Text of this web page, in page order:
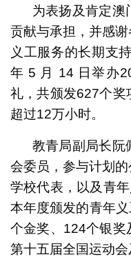
为表扬及肯定澳
贡献与承担，并感
义工服务的长期支
年 5 月 14 日举办
礼，共颁发627个奖
超过12万小时。
教青局副局长阮
会委员，参与计划的
学校代表，以及青
本年度颁发的青年
个金奖、124个银奖
第十五届全国运动